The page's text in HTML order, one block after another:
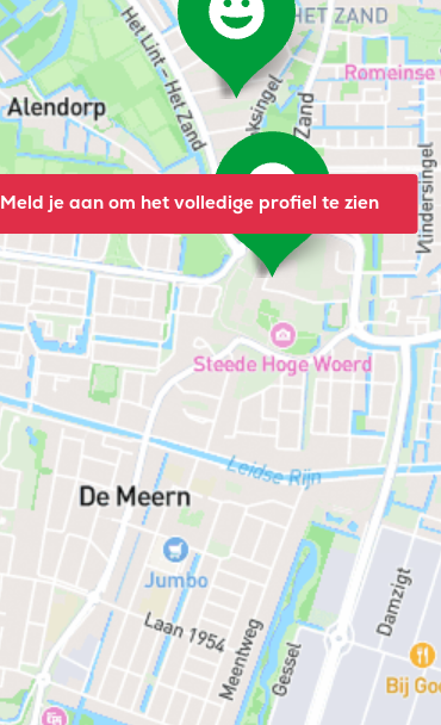
Meld je aan om het volledige profiel te zien